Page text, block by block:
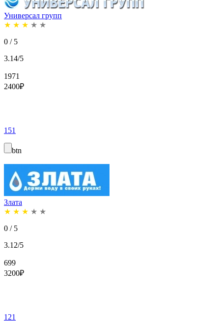
Универсал групп
★ ★ ★ ★ ★
0 / 5
3.14/5
1971
2400₽
151
btn
Злата
★ ★ ★ ★ ★
0 / 5
3.12/5
699
3200₽
121